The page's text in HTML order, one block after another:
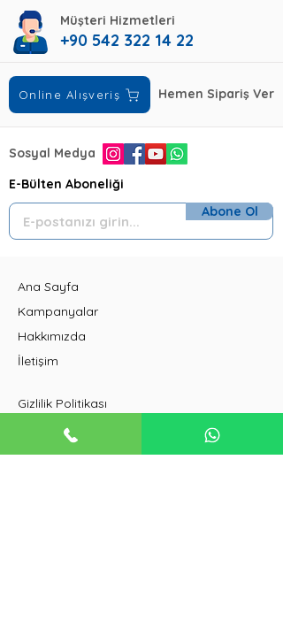
Müşteri Hizmetleri
+90 542 322 14 22
Online Alışveriş Hemen Sipariş Ver
Sosyal Medya
E-Bülten Aboneliği
Abone Ol
Ana Sayfa
Kampanyalar
Hakkımızda
İletişim
Gizlilik Politikası
Çerez Politikası
Üyelik Sözleşmesi